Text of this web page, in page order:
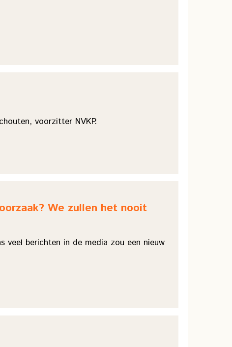
voorzitter NVKP.
We zullen het nooit
veel berichten in de media zou een nieuw